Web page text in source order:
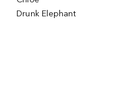
Drunk Elephant